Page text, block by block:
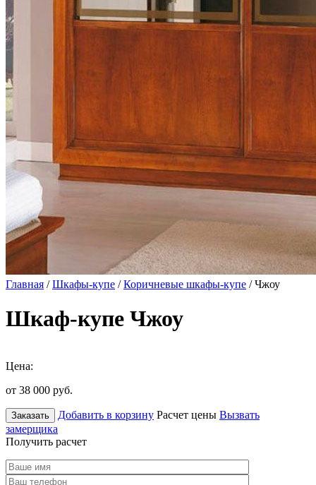
Главная /Шкафы-купе /Коричневые шкафы-купе / Чжоу
Шкаф-купе Чжоу
Цена:
от 38 000 руб.
Заказать Добавить в корзину Расчет цены Вызвать
замерщика
Получить расчет